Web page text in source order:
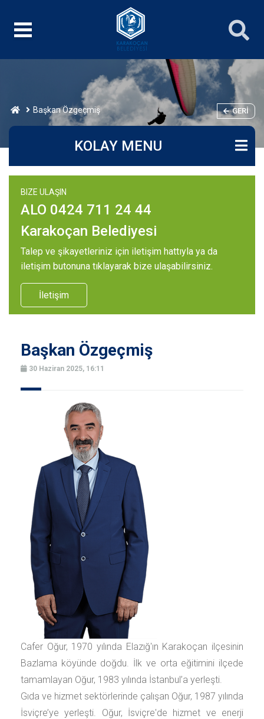
Başkan Özgeçmiş GERI
KOLAY MENU
BIZE ULAŞIN
ALO 0424 711 24 44
Karakoçan Belediyesi
Talep ve şikayetleriniz için iletişim hattıyla ya da
iletişim butonuna tıklayarak bize ulaşabilirsiniz.
İletişim
Başkan Özgeçmiş
30 Haziran 2025, 16:11
Cafer Oğur, 1970 yılında Elazığ'ın Karakoçan ilçesinin
Bazlama köyünde doğdu. İlk ve orta eğitimini ilçede
tamamlayan Oğur, 1983 yılında İstanbul’a yerleşti.
Gıda ve hizmet sektörlerinde çalışan Oğur, 1987 yılında
İsviçre’ye yerleşti. Oğur, İsviçre'de hizmet ve enerji